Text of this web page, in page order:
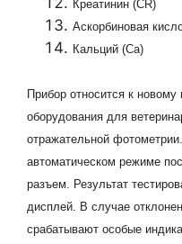
Креатинин (CR)
Аскорбиновая
Кальций (Ca)
Прибор относится к
оборудования для
отражательной
автоматическом режиме
разъем. Результат
дисплей. В случае
срабатывают особые